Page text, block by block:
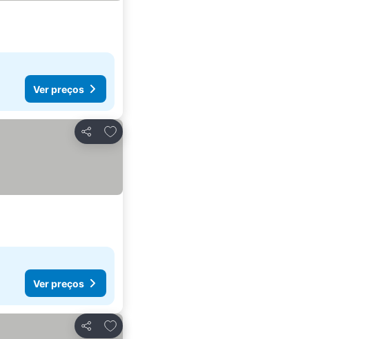
Ver preços
Partilhar
Adicionar aos favoritos
Ver preços
Partilhar
Adicionar aos favoritos